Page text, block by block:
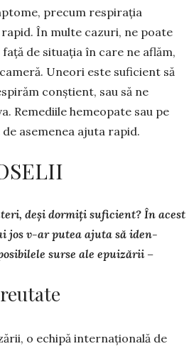
precum respirația
În multe cazuri, ne poate
de situația în care ne aflăm,
Uneori este suficient să
conștient, sau să ne
Remediile hemeopate sau pe
asemenea ajuta rapid.
deși dormiți su­­­ficient? În acest
jos v-ar putea ajuta să iden­
sur­­se ale epuizării –
o echipă internațională de